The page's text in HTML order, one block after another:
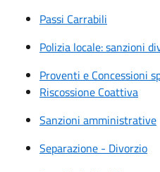
Passi Carrabili
Polizia locale: sanzioni
Proventi e Concessioni
Riscossione Coattiva
Sanzioni amministrative
Separazione - Divorzio